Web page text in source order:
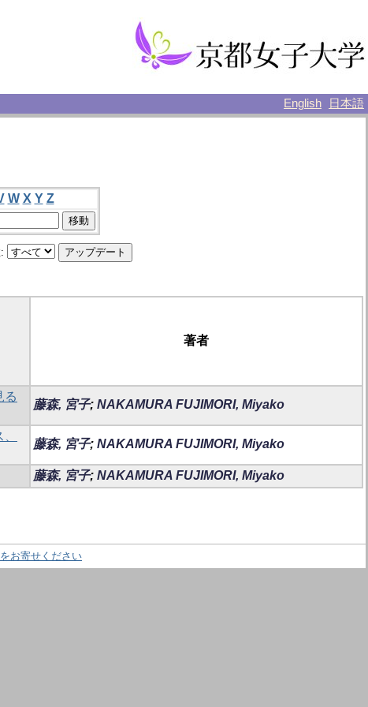
English 日本語
W X Y Z
著者
る
藤森, 宮子; NAKAMURA FUJIMORI, Miyako
藤森, 宮子; NAKAMURA FUJIMORI, Miyako
藤森, 宮子; NAKAMURA FUJIMORI, Miyako
お寄せください